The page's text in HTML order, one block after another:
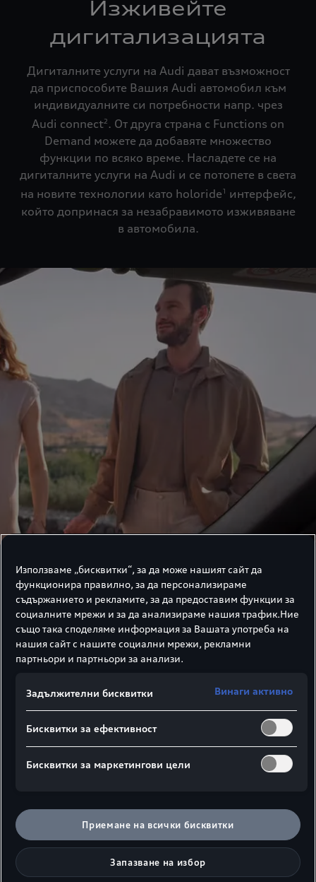
Изживейте
дигитализацията
Дигиталните услуги на Audi дават възможност
да приспособите Вашия Audi автомобил към
индивидуалните си потребности напр. чрез
Audi connect2. От друга страна с Functions on
Demand можете да добавяте множество
функции по всяко време. Насладете се на
дигиталните услуги на Audi и се потопете в света
на новите технологии като holoride1
интерфейс,
който допринася за незабравимото изживяване
в автомобила.
Audi connect
Открийте възможностите и предимствата на
Използваме „бисквитки“, за да може нашият сайт да
функционира правилно, за да персонализираме
съдържанието и рекламите, за да предоставим функции за
социалните мрежи и за да анализираме нашия трафик.Ние
също така споделяме информация за Вашата употреба на
нашия сайт с нашите социални мрежи, рекламни
партньори и партньори за анализи.
Задължителни бисквитки Винаги активно
Бисквитки за ефективност
Бисквитки за маркетингови цели
Приемане на всички бисквитки
Запазване на избор